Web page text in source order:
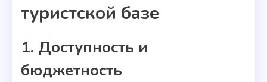
туристской базе
1. Доступность и
бюджетность